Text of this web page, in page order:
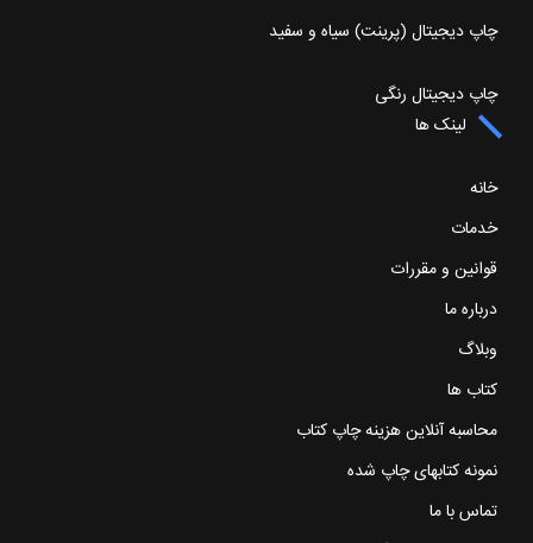
چاپ دیجیتال (پرینت) سیاه و سفید
چاپ دیجیتال رنگی
لینک ها
خانه
خدمات
قوانین و مقررات
درباره ما
وبلاگ
کتاب ها
محاسبه آنلاین هزینه چاپ کتاب
نمونه کتابهای چاپ شده
تماس با ما